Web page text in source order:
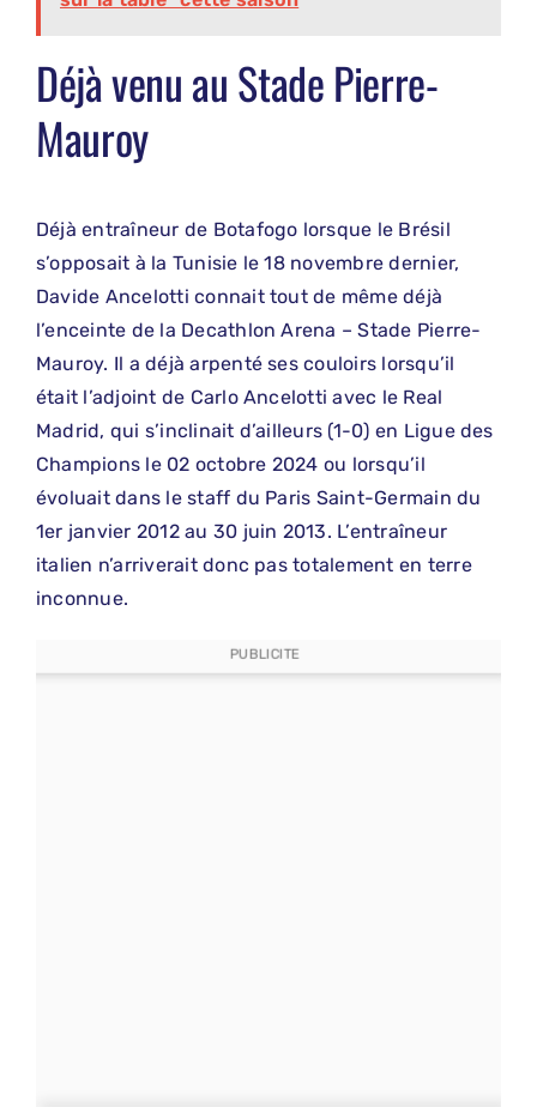
Déjà venu au Stade Pierre-
Mauroy
Déjà entraîneur de Botafogo lorsque le Brésil
s’opposait à la Tunisie le 18 novembre dernier,
Davide Ancelotti connait tout de même déjà
l’enceinte de la Decathlon Arena – Stade Pierre-
Mauroy. Il a déjà arpenté ses couloirs lorsqu’il
était l’adjoint de Carlo Ancelotti avec le Real
Madrid, qui s’inclinait d’ailleurs (1-0) en Ligue des
Champions le 02 octobre 2024 ou lorsqu’il
évoluait dans le staff du Paris Saint-Germain du
1er janvier 2012 au 30 juin 2013. L’entraîneur
italien n’arriverait donc pas totalement en terre
inconnue.
PUBLICITE